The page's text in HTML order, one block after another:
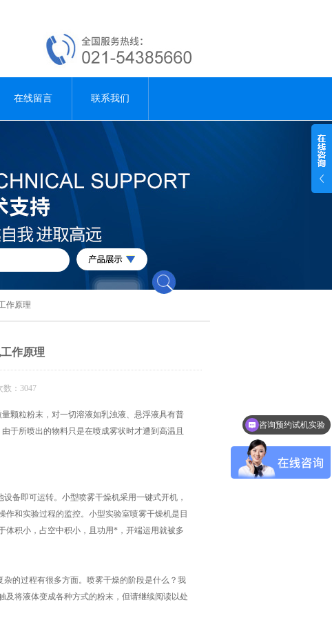
在线留言 联系我们
作原理
作原理
：3047
颗粒粉末，对一切溶液如乳浊液、悬浮液具有普
于所喷出的物料只是在喷成雾状时才遭到高温且
备即可运转。小型喷雾干燥机采用一键式开机，
和实验过程的监控。小型实验室喷雾干燥机是目
体积小，占空中积小，且功用*，开端运用就被多
的过程有很多方面。喷雾干燥的阶段是什么？我
及将液体变成各种方式的粉末，但请继续阅读以处
咨询预约试机实验